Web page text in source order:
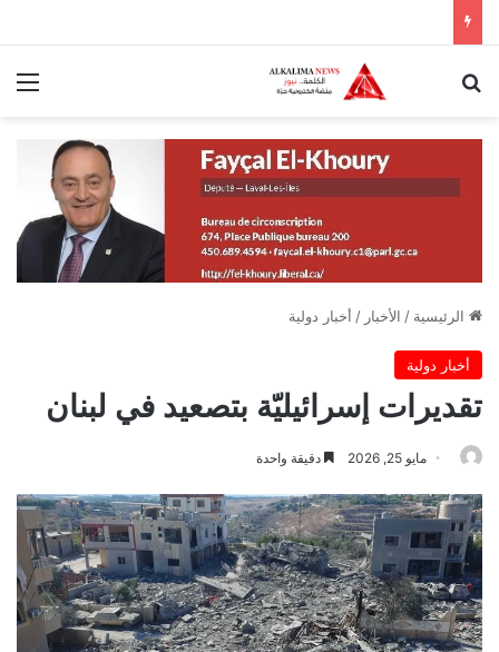
الرئيسية / الأخبار / أخبار دولية
أخبار دولية
تقديرات إسرائيليّة بتصعيد في لبنان
مايو 25, 2026 دقيقة واحدة